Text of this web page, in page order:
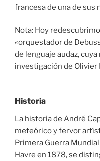
francesa de una de sus
Nota: Hoy
«orquestador de
de lenguaje audaz,
investigación de Olivier
Historia
La historia de André
meteórico y fervor
Primera Guerra
Havre en 1878, se